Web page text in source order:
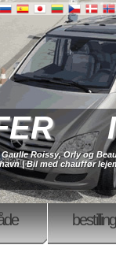
I
Roissy, Orly og
| Bil med chauffør
bestilling